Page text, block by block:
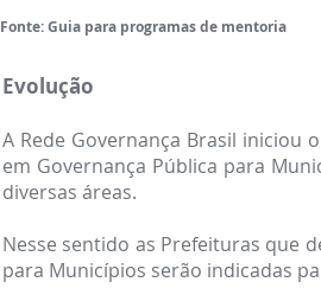
Fonte: Guia para programas de mentoria
Evolução
A Rede Governança Brasil iniciou
em Governança Pública para
diversas áreas.
Nesse sentido as Prefeituras que
para Municípios serão indicadas